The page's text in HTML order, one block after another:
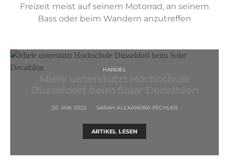
Freizeit meist auf seinem Motorrad, an seinem
Bass oder beim Wandern anzutreffen
HANDEL
20. MAI 2022 SARAH ALEXANDRA FECHLER
ARTIKEL LESEN